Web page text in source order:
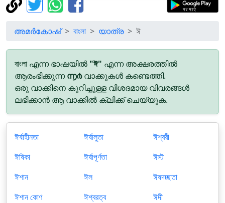
അമർകോഷ് বাংলা യാത്ര ঈ
বাংলা എന്ന ഭാഷയിൽ "ঈ" എന്ന അക്ഷരത്തിൽ
ആരംഭിക്കുന്ന൬൪വാക്കുകൾ കണ്ടെത്തി.
ഒരു വാക്കിനെ കുറിച്ചുള്ള വിശദമായ വിവരങ്ങൾ
ലഭിക്കാൻ ആ വാക്കിൽ ക്ലിക്ക് ചെയ്യുക.
ঈর্ষাহীনতা
ঈষিকা
ঈশান
ঈশান কোণ
ঈর্ষালুতা
ঈর্ষাপূর্ণতা
ঈল
ঈশ্বরত্ব
ঈশ্বরী
ঈস্ট
ঈষদচ্ছতা
ঈদী